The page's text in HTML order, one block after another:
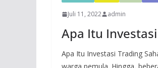
Juli 11, 2022 admin
Apa Itu Investasi
Apa Itu Investasi Trading